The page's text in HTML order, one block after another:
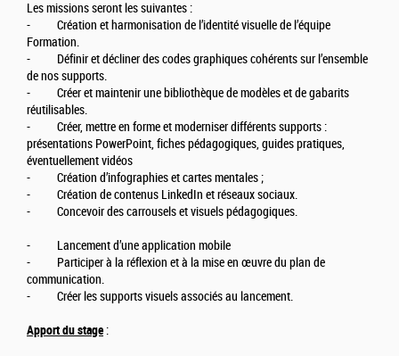
Les missions seront les suivantes :
- Création et harmonisation de l’identité visuelle de l’équipe
Formation.
- Définir et décliner des codes graphiques cohérents sur l’ensemble
de nos supports.
- Créer et maintenir une bibliothèque de modèles et de gabarits
réutilisables.
- Créer, mettre en forme et moderniser différents supports :
présentations PowerPoint, fiches pédagogiques, guides pratiques,
éventuellement vidéos
- Création d’infographies et cartes mentales ;
- Création de contenus LinkedIn et réseaux sociaux.
- Concevoir des carrousels et visuels pédagogiques.
- Lancement d’une application mobile
- Participer à la réflexion et à la mise en œuvre du plan de
communication.
- Créer les supports visuels associés au lancement.
Apport du stage :